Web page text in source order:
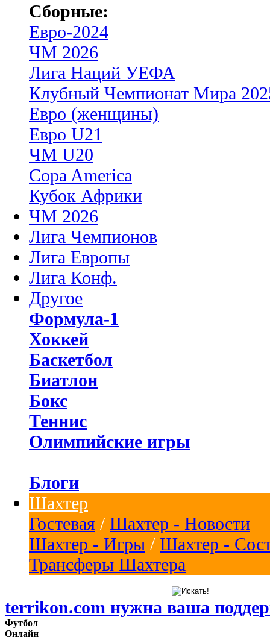
Сборные:
Евро-2024
ЧМ 2026
Лига Наций УЕФА
Клубный Чемпионат Мира
Евро (женщины)
Евро U21
ЧМ U20
Copa America
Кубок Африки
ЧМ 2026
Лига Чемпионов
Лига Европы
Лига Конф.
Другое
Формула-1
Хоккей
Баскетбол
Биатлон
Бокс
Теннис
Олимпийские игры
Блоги
Шахтер
Гостевая / Шахтер - Новости
Шахтер - Игры / Шахтер -
Трансферы Шахтера
terrikon.com нужна ваша
Футбол
Онлайн